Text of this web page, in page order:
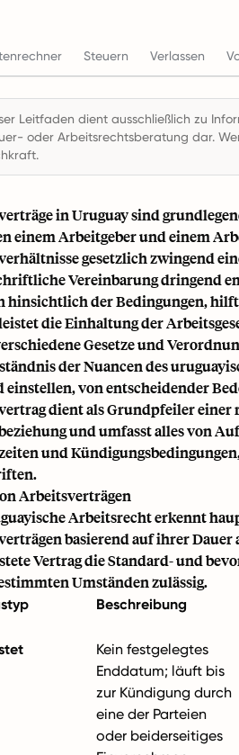
Steuern Verlassen
Leitfaden dient ausschließlich zu
oder Arbeitsrechtsberatung dar.
in Uruguay sind
einem Arbeitgeber und einem
gesetzlich zwingend
Vereinbarung dringend
hinsichtlich der Bedingungen,
die Einhaltung der
Gesetze und
der Nuancen des
einstellen, von entscheidender
dient als Grundpfeiler
und umfasst alles von
und
Arbeitsverträgen
Arbeitsrecht erkennt
basierend auf ihrer
Vertrag die Standard- und
Umständen zulässig.
Beschreibung
Kein festgelegtes
Enddatum; läuft bis
zur Kündigung durch
eine der Parteien
oder beiderseitiges